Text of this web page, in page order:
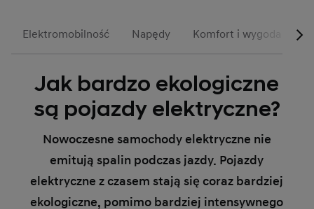
Elektromobilność Napędy Komfort i wygoda
Jak bardzo ekologiczne
są pojazdy elektryczne?
Nowoczesne samochody elektryczne nie
emitują spalin podczas jazdy. Pojazdy
elektryczne z czasem stają się coraz bardziej
ekologiczne, pomimo bardziej intensywnego